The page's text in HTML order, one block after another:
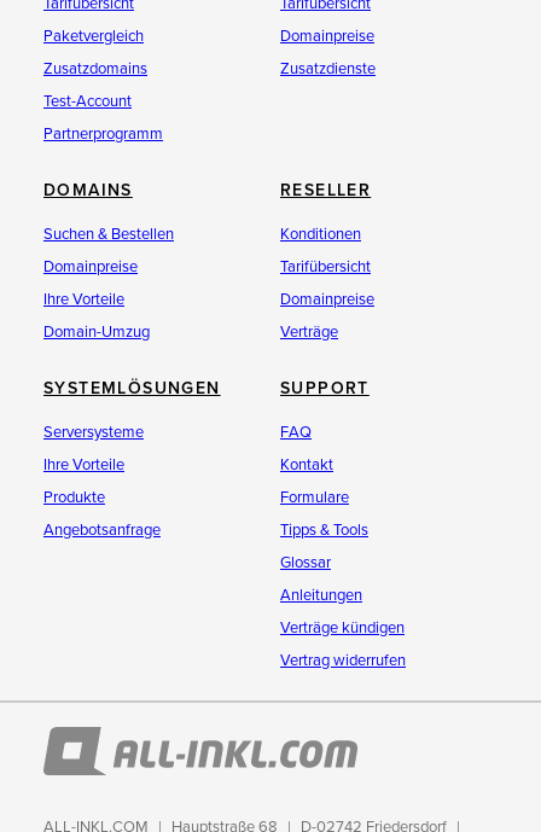
Paketvergleich
Zusatzdomains
Test-Account
Partnerprogramm
Domainpreise
Zusatzdienste
DOMAINS
Suchen & Bestellen
Domainpreise
Ihre Vorteile
Domain-Umzug
RESELLER
Konditionen
Tarifübersicht
Domainpreise
Verträge
SYSTEMLÖSUNGEN
Serversysteme
Ihre Vorteile
Produkte
Angebotsanfrage
SUPPORT
FAQ
Kontakt
Formulare
Tipps & Tools
Glossar
Anleitungen
Verträge kündigen
Vertrag widerrufen
ALL-INKL.COM Hauptstraße 68 D-02742 Friedersdorf